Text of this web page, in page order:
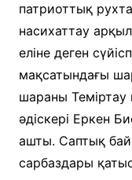
патриоттық
насихаттау
еліне деген
мақсатындағы
шараны Теміртау
әдіскері Еркен
ашты. Саптық
сарбаздары